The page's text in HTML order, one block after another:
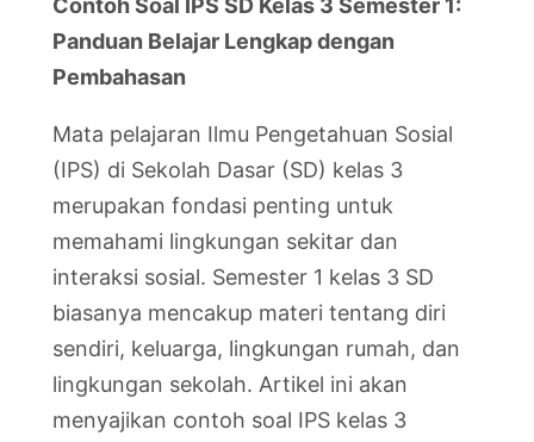
Contoh Soal IPS SD Kelas 3 Semester 1:
Panduan Belajar Lengkap dengan
Pembahasan
Mata pelajaran Ilmu Pengetahuan Sosial
(IPS) di Sekolah Dasar (SD) kelas 3
merupakan fondasi penting untuk
memahami lingkungan sekitar dan
interaksi sosial. Semester 1 kelas 3 SD
biasanya mencakup materi tentang diri
sendiri, keluarga, lingkungan rumah, dan
lingkungan sekolah. Artikel ini akan
menyajikan contoh soal IPS kelas 3